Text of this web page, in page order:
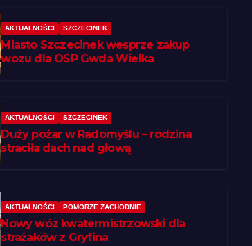
AKTUALNOŚCI SZCZECINEK
Miasto Szczecinek wesprze zakup
wozu dla OSP Gwda Wielka
AKTUALNOŚCI SZCZECINEK
Duży pożar w Radomyślu – rodzina
straciła dach nad głową
AKTUALNOŚCI POMORZE ZACHODNIE
Nowy wóz kwatermistrzowski dla
strażaków z Gryfina